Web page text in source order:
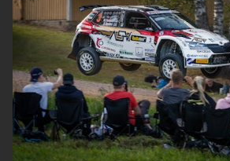
ELROQ
EPIQ